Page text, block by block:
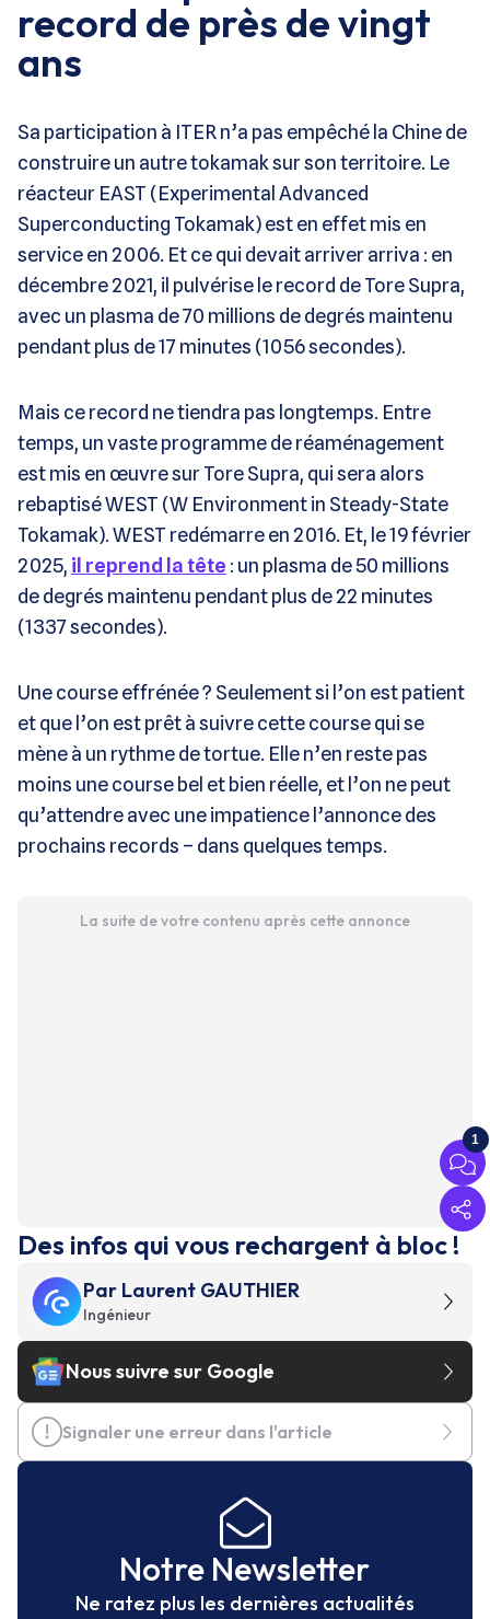
record de près de vingt
ans
Sa participation à ITER n’a pas empêché la Chine de
construire un autre tokamak sur son territoire. Le
réacteur EAST (Experimental Advanced
Superconducting Tokamak) est en effet mis en
service en 2006. Et ce qui devait arriver arriva : en
décembre 2021, il pulvérise le record de Tore Supra,
avec un plasma de 70 millions de degrés maintenu
pendant plus de 17 minutes (1056 secondes).
Mais ce record ne tiendra pas longtemps. Entre
temps, un vaste programme de réaménagement
est mis en œuvre sur Tore Supra, qui sera alors
rebaptisé WEST (W Environment in Steady-State
Tokamak). WEST redémarre en 2016. Et, le 19 février
2025, il reprend la tête : un plasma de 50 millions
de degrés maintenu pendant plus de 22 minutes
(1337 secondes).
Une course effrénée ? Seulement si l’on est patient
et que l’on est prêt à suivre cette course qui se
mène à un rythme de tortue. Elle n’en reste pas
moins une course bel et bien réelle, et l’on ne peut
qu’attendre avec une impatience l’annonce des
prochains records – dans quelques temps.
La suite de votre contenu après cette annonce
1
Des infos qui vous rechargent à bloc !
Par Laurent GAUTHIER
Ingénieur
Nous suivre sur Google
Signaler une erreur dans l'article
Notre Newsletter
Ne ratez plus les dernières actualités